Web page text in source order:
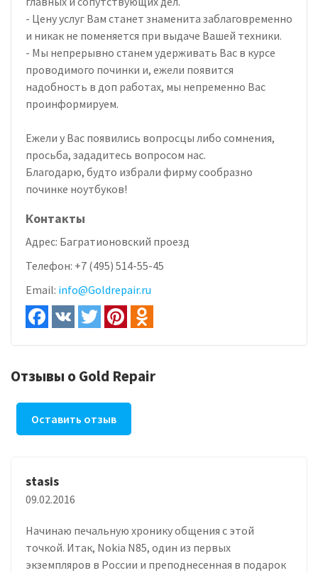
- Цену услуг Вам станет знаменита заблаговременно
и никак не поменяется при выдаче Вашей техники.
- Мы непрерывно станем удерживать Вас в курсе
проводимого починки и, ежели появится
надобность в доп работах, мы непременно Вас
проинформируем.
Ежели у Вас появились вопросцы либо сомнения,
просьба, зададитесь вопросом нас.
Благодарю, будто избрали фирму сообразно
починке ноутбуков!
Контакты
Адрес: Багратионовский проезд
Телефон: +7 (495) 514-55-45
Email: info@Goldrepair.ru
Отзывы о Gold Repair
Оставить отзыв
stasis
09.02.2016
Начинаю печальную хронику общения с этой
точкой. Итак, Nokia N85, один из первых
экземпляров в России и преподнесенная в подарок